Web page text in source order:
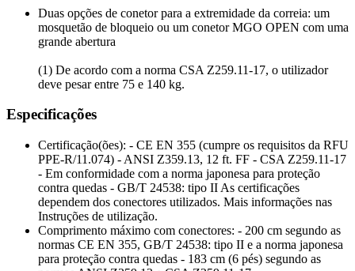
Duas opções de conetor para a extremidade da correia: um
mosquetão de bloqueio ou um conetor MGO OPEN com uma
grande abertura
(1) De acordo com a norma CSA Z259.11-17, o utilizador
deve pesar entre 75 e 140 kg.
Especificações
Certificação(ões): - CE EN 355 (cumpre os requisitos da RFU
PPE-R/11.074) - ANSI Z359.13, 12 ft. FF - CSA Z259.11-17
- Em conformidade com a norma japonesa para proteção
contra quedas - GB/T 24538: tipo II As certificações
dependem dos conectores utilizados. Mais informações nas
Instruções de utilização.
Comprimento máximo com conectores: - 200 cm segundo as
normas CE EN 355, GB/T 24538: tipo II e a norma japonesa
para proteção contra quedas - 183 cm (6 pés) segundo as